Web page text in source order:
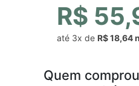
R$
até 3x de R$ 18,64
Quem